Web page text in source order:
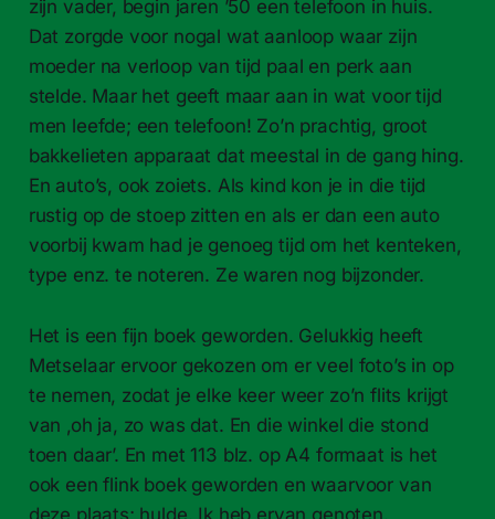
zijn vader, begin jaren ’50 een tele­foon in huis.
Dat zorgde voor nogal wat aan­loop waar zijn
moeder na ver­loop van tijd paal en perk aan
stelde. Maar het geeft maar aan in wat voor tijd
men leefde; een tele­foon! Zo’n prachtig, groot
bakke­li­eten appa­raat dat meestal in de gang hing.
En auto’s, ook zoi­ets. Als kind kon je in die tijd
rustig op de stoep zit­ten en als er dan een auto
voor­bij kwam had je genoeg tijd om het ken­teken,
type enz. te noteren. Ze waren nog bijzonder.
Het is een fijn boek gewor­den. Gelukkig heeft
Met­se­laar ervoor gekozen om er veel foto’s in op
te nemen, zodat je elke keer weer zo’n flits kri­jgt
van ‚oh ja, zo was dat. En die winkel die stond
toen daar’. En met 113 blz. op A4 for­maat is het
ook een flink boek gewor­den en waar­voor van
deze plaats; hulde. Ik heb ervan genoten.